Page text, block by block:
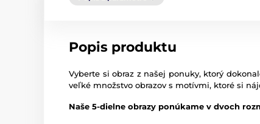
Popis produktu
Vyberte si obraz z našej ponuky, ktorý
veľké množstvo obrazov s motívmi, ktoré si
Naše 5-dielne obrazy ponúkame v dvoch